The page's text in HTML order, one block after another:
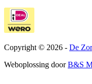
Copyright © 2026 - De
Weboplossing doorB&S